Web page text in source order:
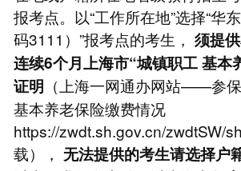
报考点。以“工作所在地”选择“华
码3111）”报考点的考生， 须提
连续6个月上海市“城镇职工基本
证明 （上海一网通办网站——参
基本养老保险缴费情况
https://zwdt.sh.gov.cn/zwdtSW/
载）， 无法提供的考生请选择户